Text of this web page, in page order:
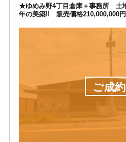
★ゆめみ野4丁目倉庫＋事務所
年の美築!! 販売価格210,000,000円
ご成